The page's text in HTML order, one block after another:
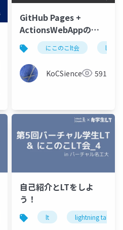
音声合成ソフト
GitHub Pages +
ActionsWebAppの自
動デプロイ (.binさん)
にこのこlt会 lt
KoCSience 591
学生lt バーチャル学生lt
自己紹介とLTをしよ
う！
lt lightning talk